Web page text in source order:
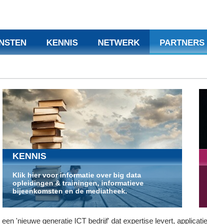
KENNIS NETWERK PARTNERS
KENNIS
Klik hier voor informatie over big data
opleidingen & trainingen, informatieve
bijeenkomsten en de mediatheek.
'nieuwe generatie ICT bedrijf' dat expertise levert,